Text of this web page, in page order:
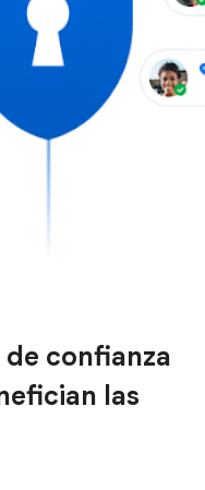
confianza
las